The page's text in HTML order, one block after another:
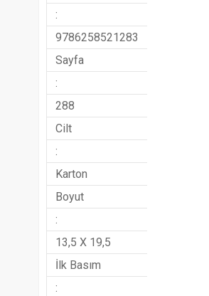
:
9786258521283
Sayfa
:
288
Cilt
:
Karton
Boyut
:
13,5 X 19,5
İlk Basım
: